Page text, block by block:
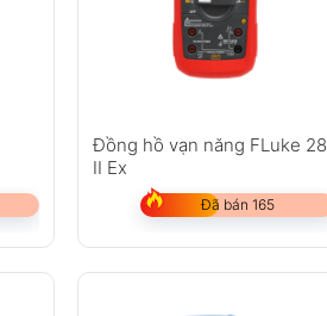
Đồng hồ vạn năng FLuke 28
II Ex
Đã bán 165